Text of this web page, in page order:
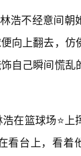
浩不经意间朝
向上翻去，仿
自己瞬间慌乱
在篮球场⭐上
看台上，看着